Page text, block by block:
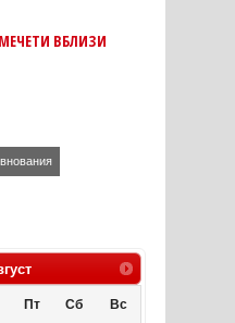
ВБЛИЗИ
Пт Сб Вс